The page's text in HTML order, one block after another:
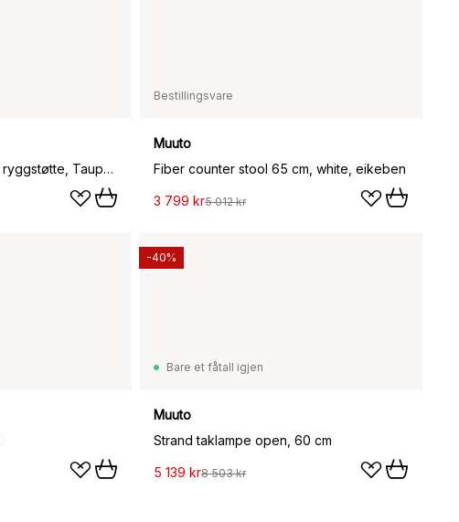
Linear Steel benk med ryggstøtte, Taupe, 170x34 cm
Bestillingsvare
Muuto
Fiber counter stool 65 cm, white, eikeben
3 799 kr5 012 kr
Bare et fåtall igjen
Muuto
Strand taklampe open, 60 cm
5 139 kr8 503 kr
-40%